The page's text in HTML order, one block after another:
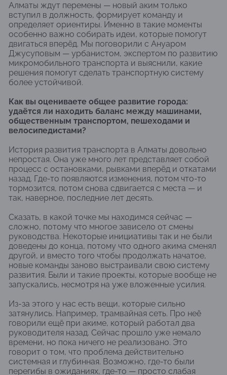
Алматы ждут перемены — новый аким только
вступил в должность, формирует команду и
определяет ориентиры. Именно в такие моменты
особенно важно собирать идеи, которые помогут
двигаться вперёд. Мы поговорили с Ануаром
Джусуповым — урбанистом, экспертом по развитию
микромобильного транспорта и выяснили, какие
решения помогут сделать транспортную систему
более устойчивой.
Как вы оцениваете общее развитие города:
удаётся ли находить баланс между машинами,
общественным транспортом, пешеходами и
велосипедистами?
История развития транспорта в Алматы довольно
непростая. Она уже много лет представляет собой
процесс с остановками, рывками вперёд и откатами
назад. Где-то появляются изменения, потом что-то
тормозится, потом снова сдвигается с места — и
так, наверное, последние лет десять.
Сказать, в какой точке мы находимся сейчас —
сложно, потому что многое зависело от смены
руководства. Некоторые инициативы так и не были
доведены до конца, потому что одного акима сменял
другой, и вместо того чтобы продолжать начатое,
новые команды заново выстраивали свою систему
развития. Были и такие проекты, которые вообще не
запускались, несмотря на уже вложенные усилия.
Из-за этого у нас есть вещи, которые сильно
затянулись. Например, трамвайная сеть. Про неё
говорили ещё при акиме, который работал два
руководителя назад. Сейчас прошло уже немало
времени, но пока ничего не реализовано. Это
говорит о том, что проблема действительно
системная и глубинная. Возможно, где-то были
перегибы в ожиданиях, где-то — просто слабая